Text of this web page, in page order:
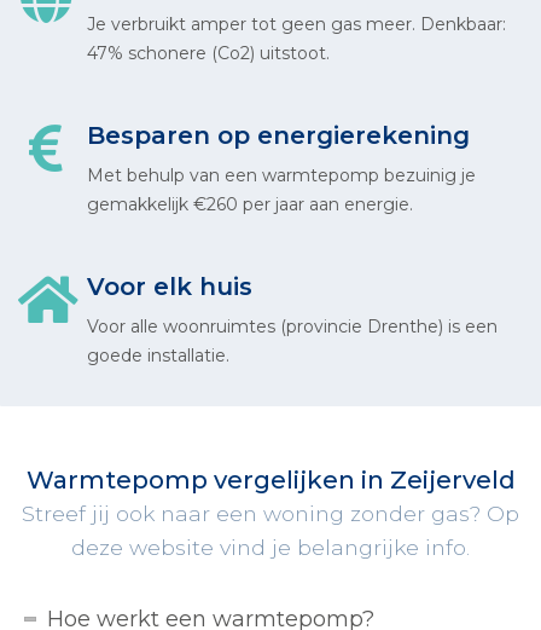
Je verbruikt amper tot geen gas meer. Denkbaar:
47% schonere (Co2) uitstoot.
Besparen op energierekening
Met behulp van een warmtepomp bezuinig je
gemakkelijk €260 per jaar aan energie.
Voor elk huis
Voor alle woonruimtes (provincie Drenthe) is een
goede installatie.
Warmtepomp vergelijken in Zeijerveld
Streef jij ook naar een woning zonder gas? Op
deze website vind je belangrijke info.
Hoe werkt een warmtepomp?